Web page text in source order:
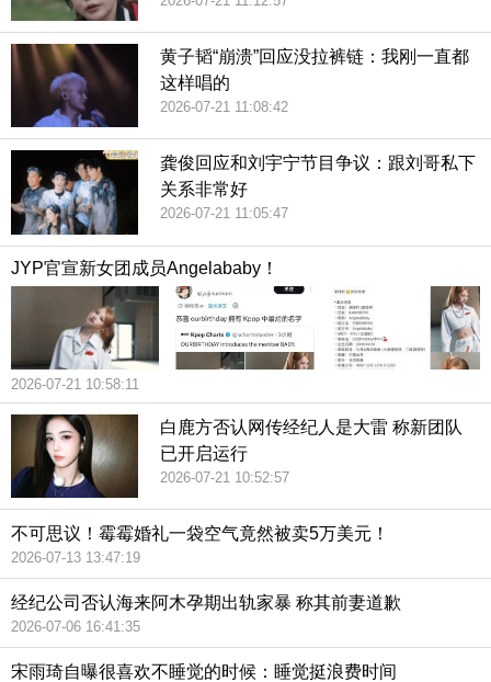
黄子韬“崩溃”回应没拉裤链：我刚一直都
这样唱的
2026-07-21 11:08:42
龚俊回应和刘宇宁节目争议：跟刘哥私下
关系非常好
2026-07-21 11:05:47
JYP官宣新女团成员Angelababy！
2026-07-21 10:58:11
白鹿方否认网传经纪人是大雷 称新团队
已开启运行
2026-07-21 10:52:57
不可思议！霉霉婚礼一袋空气竟然被卖5万美元！
2026-07-13 13:47:19
经纪公司否认海来阿木孕期出轨家暴 称其前妻道歉
2026-07-06 16:41:35
宋雨琦自曝很喜欢不睡觉的时候：睡觉挺浪费时间